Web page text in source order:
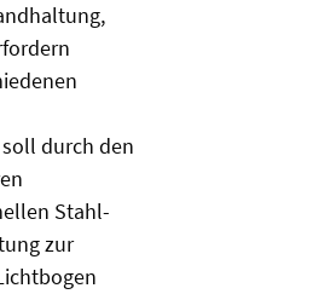
durch den
Stahl-
zur